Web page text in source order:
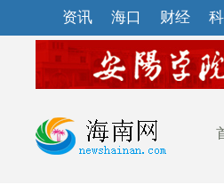
资讯 海口 财经